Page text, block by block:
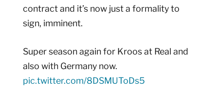
contract and it’s now just a formality to
sign, imminent.
Super season again for Kroos at Real and
also with Germany now.
pic.twitter.com/8DSMUToDs5